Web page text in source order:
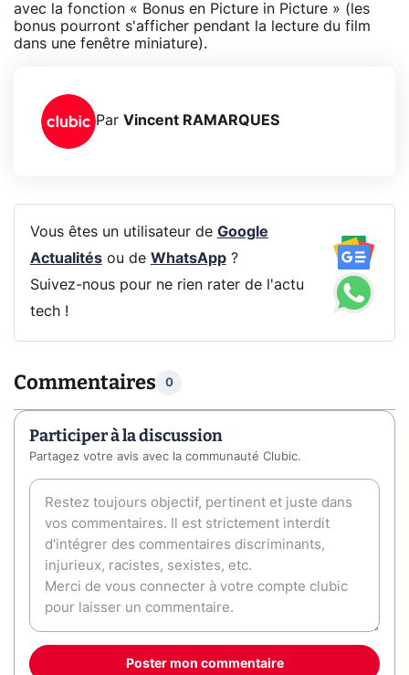
avec la fonction « Bonus en Picture in Picture » (les
bonus pourront s'afficher pendant la lecture du film
dans une fenêtre miniature).
Par Vincent RAMARQUES
Vous êtes un utilisateur de Google
Actualitésou de WhatsApp?
Suivez-nous pour ne rien rater de l'actu
tech !
Commentaires 0
Participer à la discussion
Partagez votre avis avec la communauté Clubic.
Poster mon commentaire